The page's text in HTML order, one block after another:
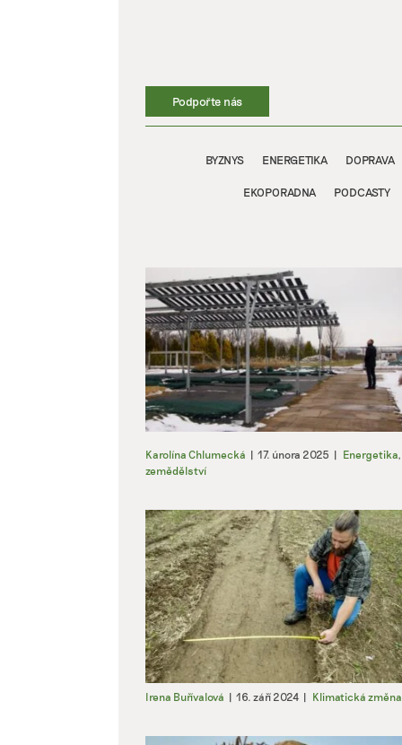
Podpořte nás
BYZNYS ENERGETIKA DOPRAVA
EKOPORADNA PODCASTY
Karolína Chlumecká | 17. února 2025 | Energetika,
zemědělství
Irena Buřívalová | 16. září 2024 | Klimatická změna